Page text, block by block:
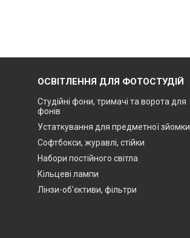
ОСВІТЛЕННЯ ДЛЯ ФОТОСТУДІЙ
Студійні фони, тримачі та ворота для
фонів
Устаткування для предметної зйомки
Софтбокси, журавлі, стійки
Набори постійного світла
Кільцеві лампи
Лінзи-об'єктиви, фільтри